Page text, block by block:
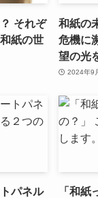
それぞ
紙の世
和紙の
危機に
望の光
2024年9
パネル
「和紙